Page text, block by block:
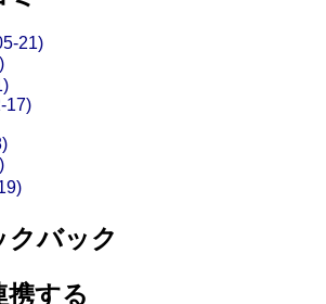
21)
17)
クバック
携する